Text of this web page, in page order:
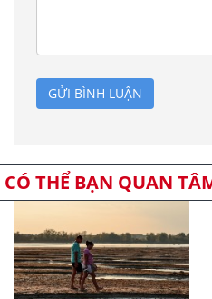
GỬI BÌNH LUẬN
CÓ THỂ BẠN QUAN